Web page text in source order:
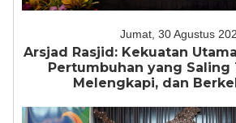
Jumat, 30 Agustus
Arsjad Rasjid: Kekuatan
Pertumbuhan yang Saling
Melengkapi, dan